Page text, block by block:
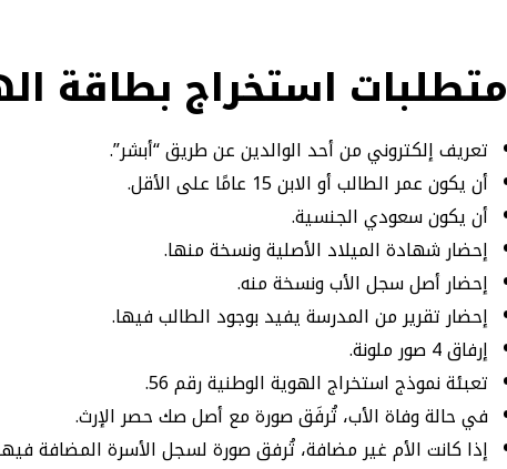
متطلبات استخراج بطاقة
تعريف إلكتروني من أحد الوالدين عن طريق “أبشر”.
أن يكون عمر الطالب أو الابن 15 عامًا على الأقل.
أن يكون سعودي الجنسية.
إحضار شهادة الميلاد الأصلية ونسخة منها.
إحضار أصل سجل الأب ونسخة منه.
إحضار تقرير من المدرسة يفيد بوجود الطالب فيها.
إرفاق 4 صور ملونة.
تعبئة نموذج استخراج الهوية الوطنية رقم 56.
في حالة وفاة الأب، تُرفَق صورة مع أصل صك حصر الإرث.
إذا كانت الأم غير مضافة، تُرفق صورة لسجل الأسرة المضافة